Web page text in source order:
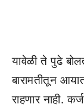
यावेळी ते पुढे
बारामतीतून
राहणार नाही.